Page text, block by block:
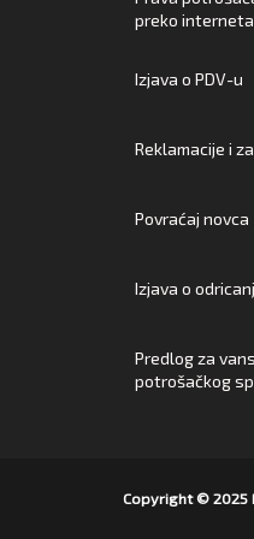
preko interneta
Izjava o PDV-u
Reklamacije i
Povraćaj novca
Izjava o
Predlog za
potrošačkog
Copyright © 2025